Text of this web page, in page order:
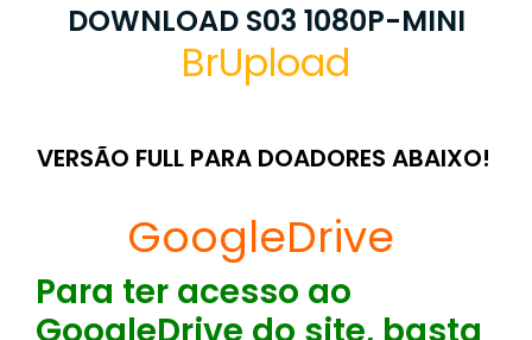
DOWNLOAD S03 1080P-MINI
BrUpload
VERSÃO FULL PARA DOADORES ABAIXO!
GoogleDrive
Para ter acesso ao